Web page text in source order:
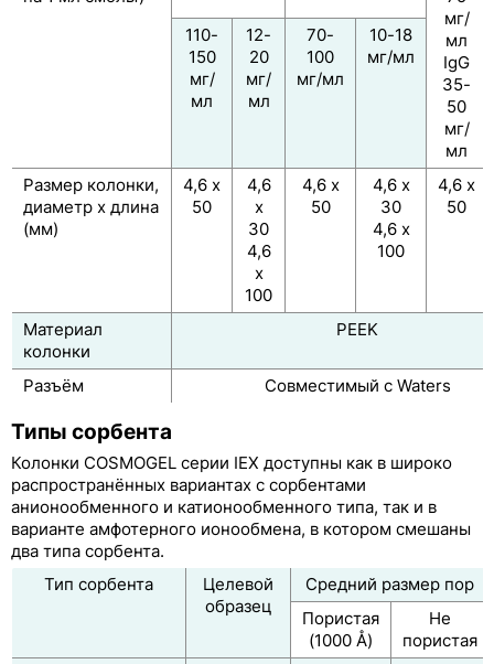
мг/
мл
IgG
35-
50
мг/
мл
110-
150
мг/
мл
12-
20
мг/
мл
70-
100
мг/мл
10-18
мг/мл
Размер колонки,
диаметр х длина
(мм)
4,6 х
50
4,6
х
30
4,6
х
100
4,6 х
50
4,6 х
30
4,6 х
100
4,6 х
50
Материал
колонки
PEEK
Разъём Совместимый с Waters
Типы сорбента
Колонки COSMOGEL серии IEX доступны как в широко
распространённых вариантах с сорбентами
анионообменного и катионообменного типа, так и в
варианте амфотерного ионообмена, в котором смешаны
два типа сорбента.
Тип сорбента
Целевой
образец
Средний размер пор
Пористая
(1000 Å)
Не
пористая
Ионообменные колонки COSMOSIL
серии IEX
Колонки с гидрофобным
взаимодействием COSMOSIL HIC
Колонки для разделения растворимых
углеродных нанотрубок COSMOSIL CNT-300,
CNT-1000, CNT-2000
Принадлежности к колонкам COSMOSIL
Колонки Рhenomenex
Системы защиты колонок
производителям
Классификация ВЭЖХ колонок по USP